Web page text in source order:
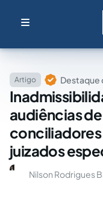
Artigo Destaque
audiências
conciliadores
juizados
Nilson Rodrigues